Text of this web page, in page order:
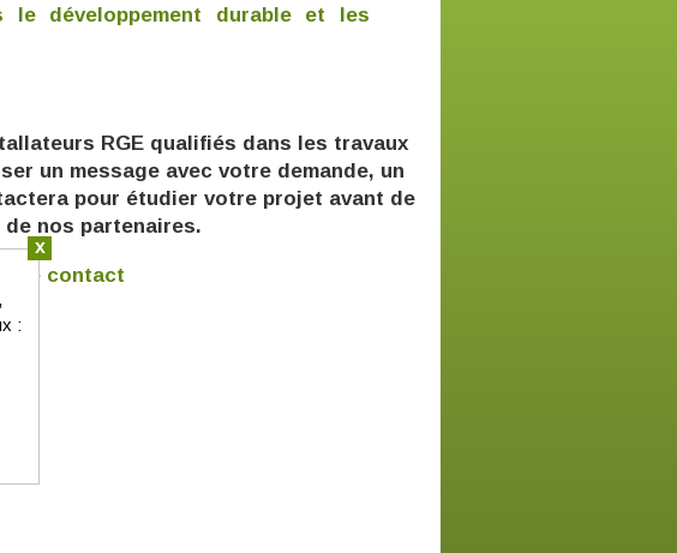
le développement durable et les
RGE qualifiés dans les travaux
un message avec votre demande, un
pour étudier votre projet avant de
nos partenaires.
contact
x
: